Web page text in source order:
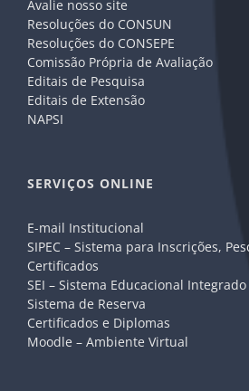
Avalie nosso site
Resoluções do CONSUN
Resoluções do CONSEPE
Comissão Própria de Avaliação
Editais de Pesquisa
Editais de Extensão
NAPSI
SERVIÇOS ONLINE
E-mail Institucional
SIPEC – Sistema para Inscrições,
Certificados
SEI – Sistema Educacional Integrado
Sistema de Reserva
Certificados e Diplomas
Moodle – Ambiente Virtual